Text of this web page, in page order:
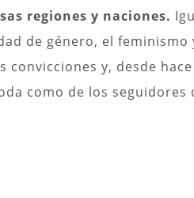
regiones y naciones.
de género, el
convicciones y, desde
como de los seguidores